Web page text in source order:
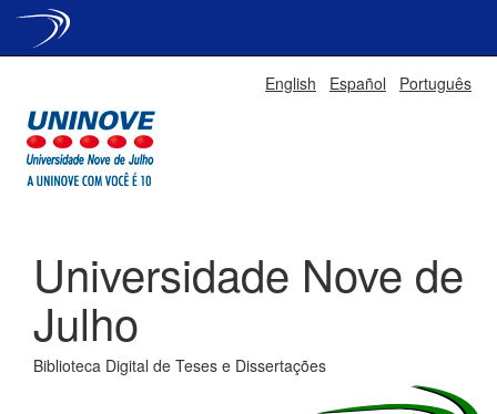
English Español Português
Universidade Nove de
Julho
Biblioteca Digital de Teses e Dissertações